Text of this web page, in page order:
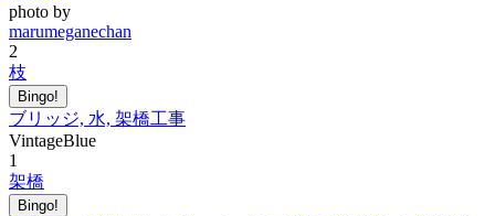
photo by
marumeganechan
2
枝
Bingo!
ブリッジ, 水, 架橋工事
VintageBlue
1
架橋
Bingo!